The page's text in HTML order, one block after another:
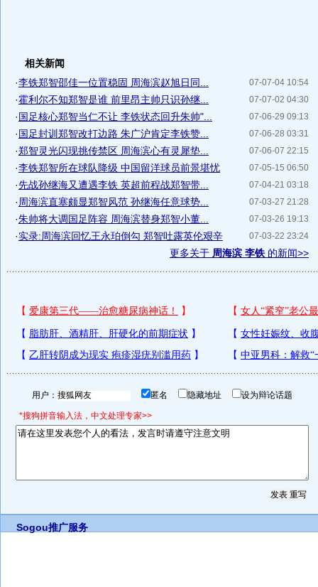
相关新闻
07-07-04 10:54
·李铁郑智邵佳一位置稳固 周海滨赵旭日同...
07-07-02 04:30
·霍利尔不知郑智是谁 前里昂主帅只识孙继...
07-06-29 09:13
·国足核心郑智当仁不让 李铁状态回升朱帅"...
07-06-28 03:31
·国足封训郑智改打边路 朱广沪肯定李铁赞...
07-06-07 22:15
·郑智灵光闪现挑传禁区 周海滨心有灵犀垫...
07-05-15 06:50
·李铁郑智所在球队降级 中国留洋球员前景堪忧
07-04-21 03:18
·先战孙继海又遭遇李铁 英超前程战郑智带...
07-03-27 21:28
· 周海滨直塞颇显郑智风范 孙继海任意球势...
07-03-26 19:13
·朱帅将大调国足阵容 周海滨替身郑智小董...
07-03-22 23:24
·实录:周海滨回忆王永珀倒勾 郑智吐露英伦艰辛
更多关于 周海滨 李铁的新闻>>
用户： 匿名 隐藏地址 设为辩论话题
*搜狗拼音输入法，中文处理专家>>
Sogou推广服务